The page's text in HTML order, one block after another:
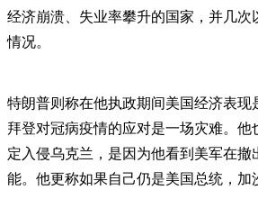
经济崩溃、失业率攀升的国家，并几次
情况。
特朗普则称在他执政期间美国经济表现
拜登对冠病疫情的应对是一场灾难。他
定入侵乌克兰，是因为他看到美军在撤
能。他更称如果自己仍是美国总统，加